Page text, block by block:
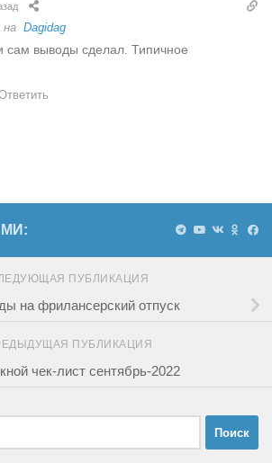
Dagidag
сам выводы сделал. Типичное
ПУБЛИКАЦИЯ
на фрилансерский отпуск
ПУБЛИКАЦИЯ
чек-лист сентябрь-2022